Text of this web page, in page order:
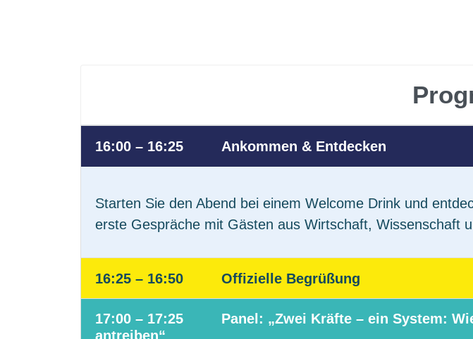
16:00 – 16:25 Ankommen & Entdecken
Starten Sie den Abend bei einem Welcome Drink und
erste Gespräche mit Gästen aus Wirtschaft, Wissenschaft
16:25 – 16:50 Offizielle Begrüßung
17:00 – 17:25
Panel: „Zwei Kräfte – ein System:
antreiben“